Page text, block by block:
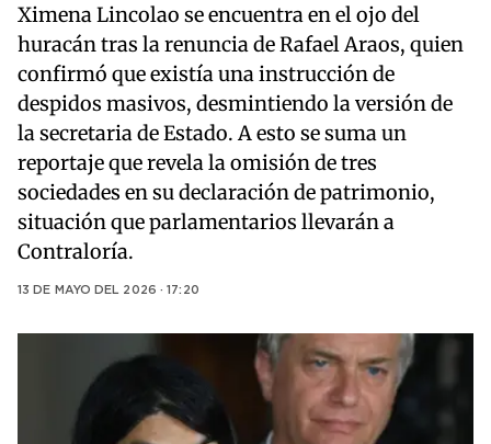
Ximena Lincolao se encuentra en el ojo del
huracán tras la renuncia de Rafael Araos, quien
confirmó que existía una instrucción de
despidos masivos, desmintiendo la versión de
la secretaria de Estado. A esto se suma un
reportaje que revela la omisión de tres
sociedades en su declaración de patrimonio,
situación que parlamentarios llevarán a
Contraloría.
13 DE MAYO DEL 2026 · 17:20